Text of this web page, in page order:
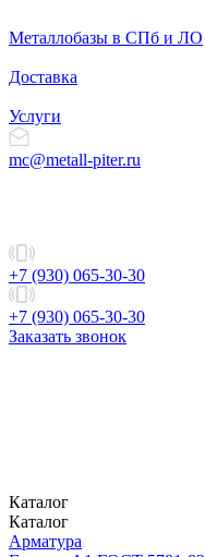
Металлобазы в СПб и ЛО
Доставка
Услуги
mc@metall-piter.ru
+7 (930) 065-30-30
+7 (930) 065-30-30
Заказать звонок
Каталог
Каталог
Арматура